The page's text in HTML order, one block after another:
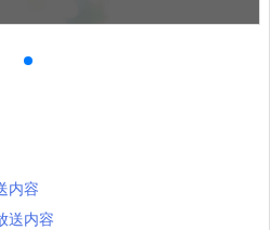
内容
送内容